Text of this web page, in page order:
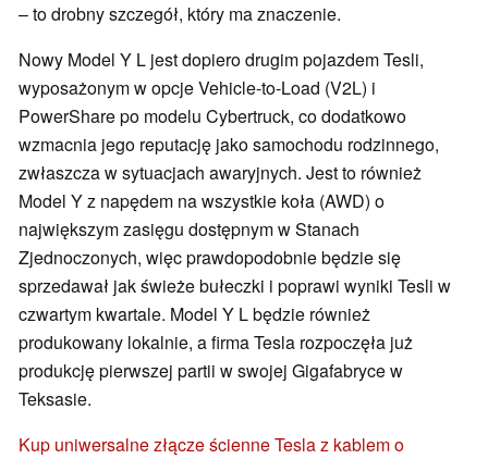
– to drobny szczegół, który ma znaczenie.
Nowy Model Y L jest dopiero drugim pojazdem Tesli,
wyposażonym w opcje Vehicle-to-Load (V2L) i
PowerShare po modelu Cybertruck, co dodatkowo
wzmacnia jego reputację jako samochodu rodzinnego,
zwłaszcza w sytuacjach awaryjnych. Jest to również
Model Y z napędem na wszystkie koła (AWD) o
największym zasięgu dostępnym w Stanach
Zjednoczonych, więc prawdopodobnie będzie się
sprzedawał jak świeże bułeczki i poprawi wyniki Tesli w
czwartym kwartale. Model Y L będzie również
produkowany lokalnie, a firma Tesla rozpoczęła już
produkcję pierwszej partii w swojej Gigafabryce w
Teksasie.
Kup uniwersalne złącze ścienne Tesla z kablem o